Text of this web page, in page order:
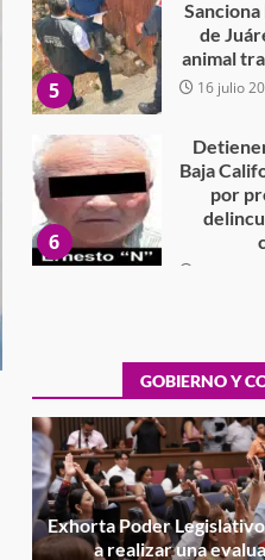
5
de
animal
6
Baja
por
26 junio
1
Exhorta
IEEPO y
GOBIERNO Y